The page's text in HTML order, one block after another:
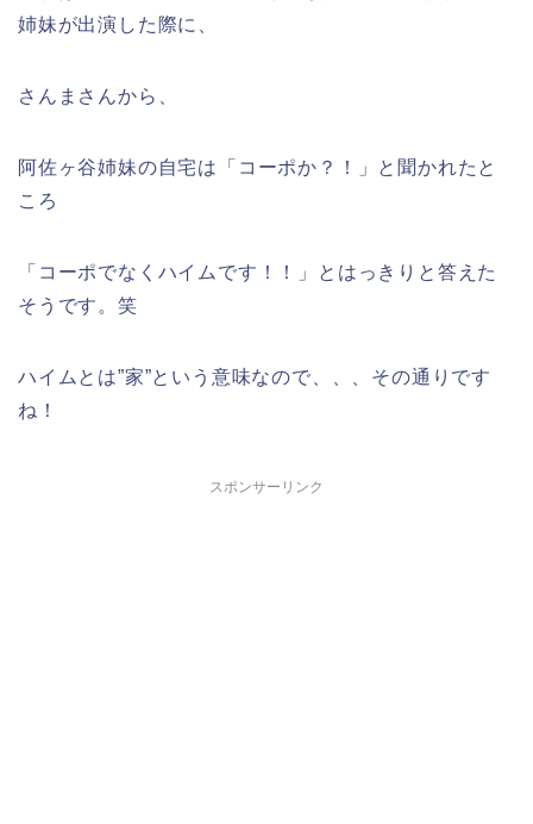
姉妹が出演した際に、
さんまさんから、
阿佐ヶ谷姉妹の自宅は「コーポか？！」と聞かれたと
ころ
「コーポでなくハイムです！！」とはっきりと答えた
そうです。笑
ハイムとは”家”という意味なので、、、その通りです
ね！
スポンサーリンク